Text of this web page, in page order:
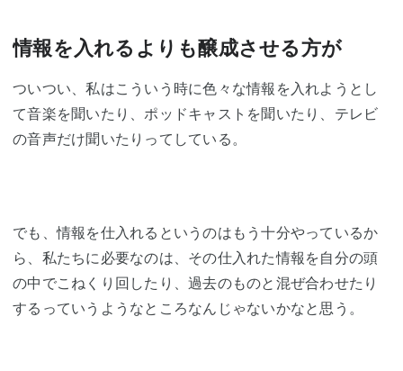
情報を入れるよりも醸成させる方が
ついつい、私はこういう時に色々な情報を入れようとし
て音楽を聞いたり、ポッドキャストを聞いたり、テレビ
の音声だけ聞いたりってしている。
でも、情報を仕入れるというのはもう十分やっているか
ら、私たちに必要なのは、その仕入れた情報を自分の頭
の中でこねくり回したり、過去のものと混ぜ合わせたり
するっていうようなところなんじゃないかなと思う。